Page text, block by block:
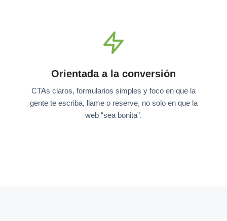
Orientada a la conversión
CTAs claros, formularios simples y foco en que la
gente te escriba, llame o reserve, no solo en que la
web “sea bonita”.